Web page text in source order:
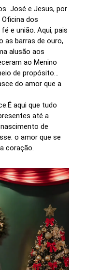
José e Jesus, por
dos
e união. Aqui, pais
as barras de ouro,
alusão aos
ao Menino
de propósito…
do amor que a
aqui que tudo
até a
de
o amor que se
coração.